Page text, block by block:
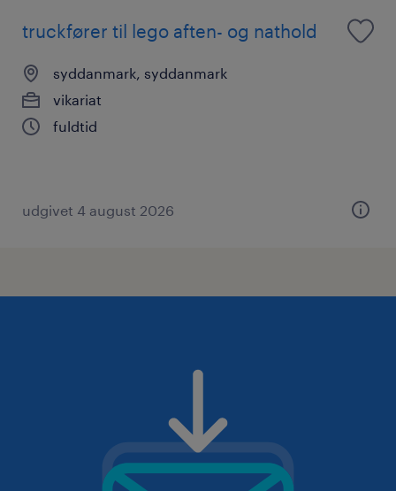
truckfører til lego aften- og nathold
syddanmark, syddanmark
vikariat
fuldtid
udgivet 4 august 2026